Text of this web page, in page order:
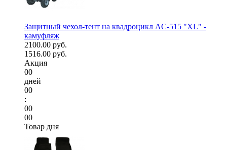
Защитный чехол-тент на квадроцикл AC-515 "XL" -
камуфляж
2100.00 руб.
1516.00 руб.
Акция
00
дней
00
:
00
00
Товар дня